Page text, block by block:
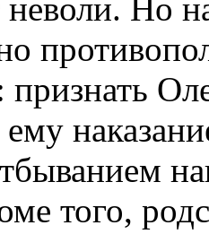
Но
признать
ему
того,